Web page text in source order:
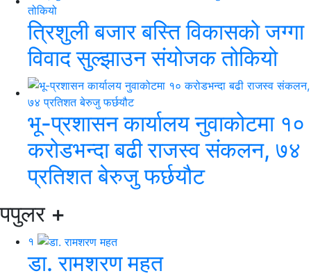
त्रिशुली बजार बस्ति विकासको जग्गा
विवाद सुल्झाउन संयोजक तोकियो
भू-प्रशासन कार्यालय नुवाकोटमा १०
करोडभन्दा बढी राजस्व संकलन, ७४
प्रतिशत बेरुजु फर्छयौट
पपुलर +
१
डा. रामशरण महत